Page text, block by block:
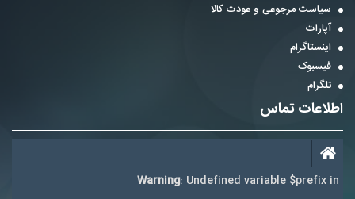
سیاست مرجوعی و عودت کالا
آپارات
اینستاگرام
فیسبوک
تلگرام
اطلاعات تماس
Warning: Undefined variable $prefix in